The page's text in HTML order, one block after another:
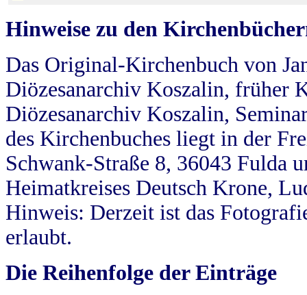
Hinweise zu den
Das Original-Kirchenbuch von
Diözesanarchiv Koszalin, früher
Diözesanarchiv Koszalin,
des Kirchenbuches liegt in der
Schwank-Straße 8, 36043 Fulda
Heimatkreises Deutsch Krone,
Hinweis: Derzeit ist das
erlaubt.
Die Reihenfolge der Einträge